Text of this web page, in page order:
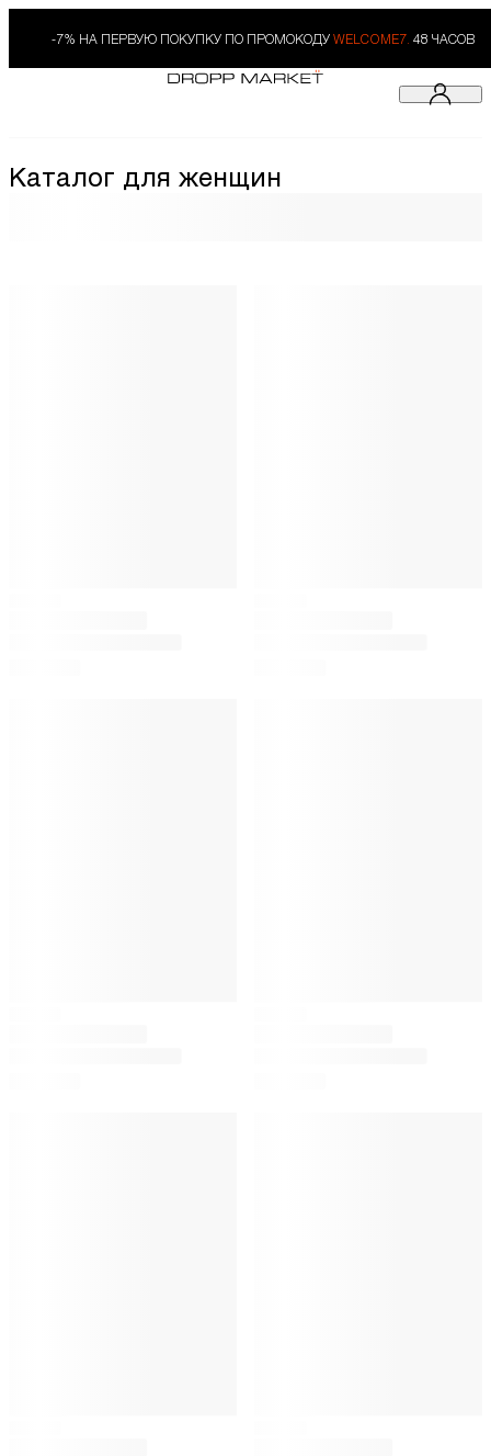
-7% НА ПЕРВУЮ ПОКУПКУ ПО ПРОМОКОДУ WELCOME7. 48 ЧАСОВ
Каталог для женщин